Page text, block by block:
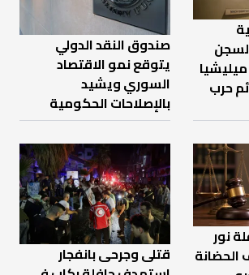
حرب
صندوق النقد الدولي
يتوقع نمو الاقتصاد
السوري ويشيد
بالإصلاحات الحكومية
نور
قتلى وجرحى بانفجار